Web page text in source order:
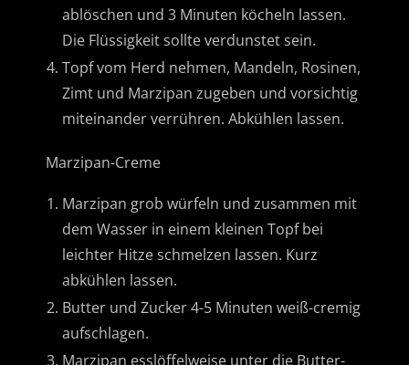
ablöschen und 3 Minuten köcheln lassen.
Die Flüssigkeit sollte verdunstet sein.
Topf vom Herd nehmen, Mandeln, Rosinen,
Zimt und Marzipan zugeben und vorsichtig
miteinander verrühren. Abkühlen lassen.
Marzipan-Creme
Marzipan grob würfeln und zusammen mit
dem Wasser in einem kleinen Topf bei
leichter Hitze schmelzen lassen. Kurz
abkühlen lassen.
Butter und Zucker 4-5 Minuten weiß-cremig
aufschlagen.
Marzipan esslöffelweise unter die Butter-